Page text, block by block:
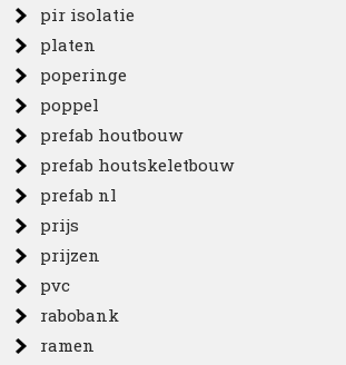
pir isolatie
platen
poperinge
poppel
prefab houtbouw
prefab houtskeletbouw
prefab nl
prijs
prijzen
pvc
rabobank
ramen